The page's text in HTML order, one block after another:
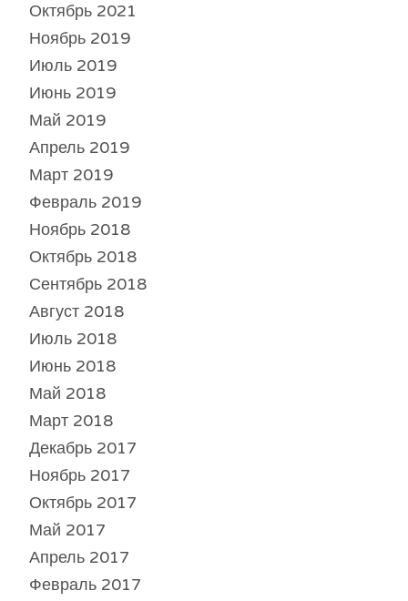
Октябрь 2021
Ноябрь 2019
Июль 2019
Июнь 2019
Май 2019
Апрель 2019
Март 2019
Февраль 2019
Ноябрь 2018
Октябрь 2018
Сентябрь 2018
Август 2018
Июль 2018
Июнь 2018
Май 2018
Март 2018
Декабрь 2017
Ноябрь 2017
Октябрь 2017
Май 2017
Апрель 2017
Февраль 2017